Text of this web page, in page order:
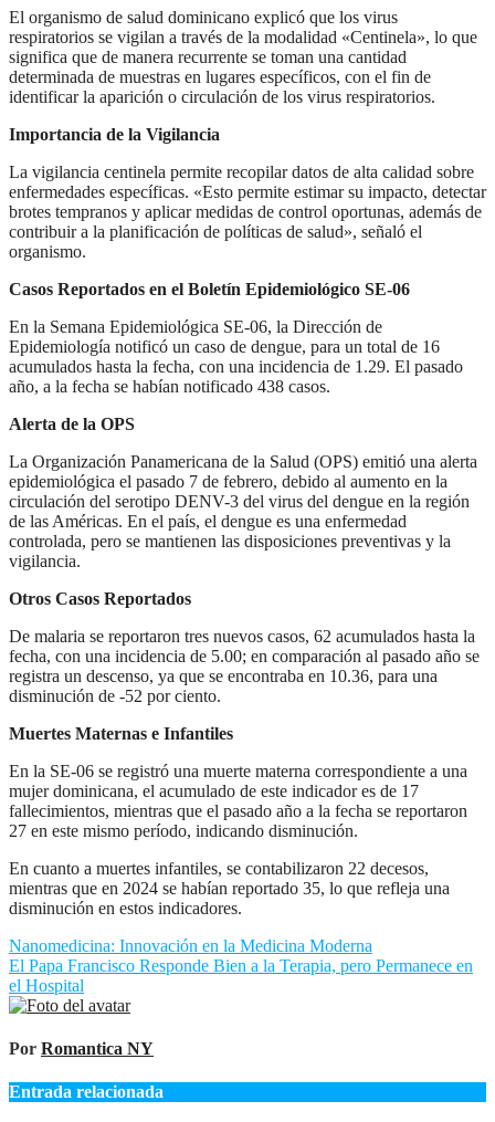
El organismo de salud dominicano explicó que los virus
respiratorios se vigilan a través de la modalidad «Centinela», lo que
significa que de manera recurrente se toman una cantidad
determinada de muestras en lugares específicos, con el fin de
identificar la aparición o circulación de los virus respiratorios.
Importancia de la Vigilancia
La vigilancia centinela permite recopilar datos de alta calidad sobre
enfermedades específicas. «Esto permite estimar su impacto, detectar
brotes tempranos y aplicar medidas de control oportunas, además de
contribuir a la planificación de políticas de salud», señaló el
organismo.
Casos Reportados en el Boletín Epidemiológico SE-06
En la Semana Epidemiológica SE-06, la Dirección de
Epidemiología notificó un caso de dengue, para un total de 16
acumulados hasta la fecha, con una incidencia de 1.29. El pasado
año, a la fecha se habían notificado 438 casos.
Alerta de la OPS
La Organización Panamericana de la Salud (OPS) emitió una alerta
epidemiológica el pasado 7 de febrero, debido al aumento en la
circulación del serotipo DENV-3 del virus del dengue en la región
de las Américas. En el país, el dengue es una enfermedad
controlada, pero se mantienen las disposiciones preventivas y la
vigilancia.
Otros Casos Reportados
De malaria se reportaron tres nuevos casos, 62 acumulados hasta la
fecha, con una incidencia de 5.00; en comparación al pasado año se
registra un descenso, ya que se encontraba en 10.36, para una
disminución de -52 por ciento.
Muertes Maternas e Infantiles
En la SE-06 se registró una muerte materna correspondiente a una
mujer dominicana, el acumulado de este indicador es de 17
fallecimientos, mientras que el pasado año a la fecha se reportaron
27 en este mismo período, indicando disminución.
En cuanto a muertes infantiles, se contabilizaron 22 decesos,
mientras que en 2024 se habían reportado 35, lo que refleja una
disminución en estos indicadores.
Navegación
de
entradas
Nanomedicina: Innovación en la Medicina Moderna
El Papa Francisco Responde Bien a la Terapia, pero Permanece en
el Hospital
Por Romantica NY
Entrada relacionada